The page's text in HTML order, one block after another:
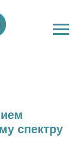
спектру